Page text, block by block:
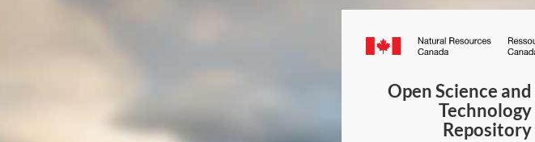
Canada.ca
Open Science and
Technology
Repository